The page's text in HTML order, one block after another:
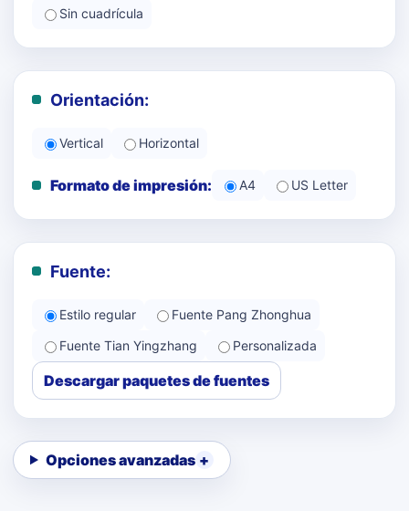
Sin cuadrícula
Orientación:
Vertical Horizontal
Formato de impresión: A4 US Letter
Fuente:
Estilo regular
Fuente Pang Zhonghua
Fuente Tian Yingzhang
Personalizada
Descargar paquetes de fuentes
Opciones avanzadas